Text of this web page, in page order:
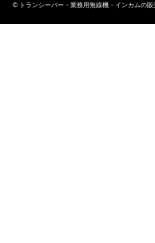
© トランシーバー・業務用無線機・インカムの